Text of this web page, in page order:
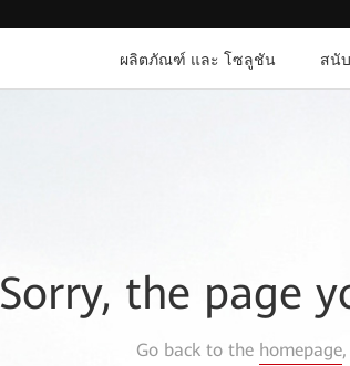
ผลิตภัณฑ์ และ โซลูชัน สนั
Sorry, the page
Go back to the homepage